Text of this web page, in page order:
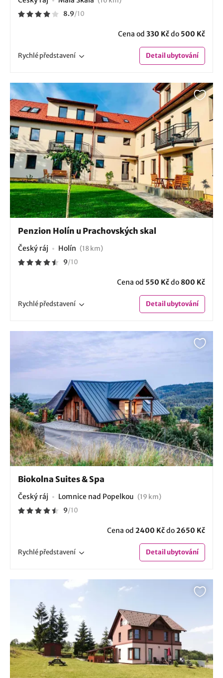
8.9/10
Cena od 330 Kčdo 500 Kč
Rychlépředstavení Detailubytování
Penzion Holín u Prachovských skal
Český ráj Holín (18 km)
9/10
Cena od 550 Kčdo 800 Kč
Rychlépředstavení Detailubytování
Biokolna Suites & Spa
Český ráj Lomnice nad Popelkou (19 km)
9/10
Cena od 2400 Kčdo2650 Kč
Rychlépředstavení Detailubytování